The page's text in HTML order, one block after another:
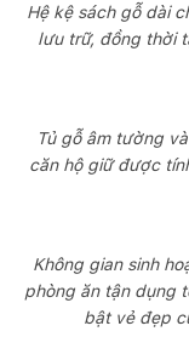
Hệ kệ sách gỗ dài
lưu trữ, đồng thời
Tủ gỗ âm tường
căn hộ giữ được
Không gian sinh
phòng ăn tận dụng
bật vẻ đẹp